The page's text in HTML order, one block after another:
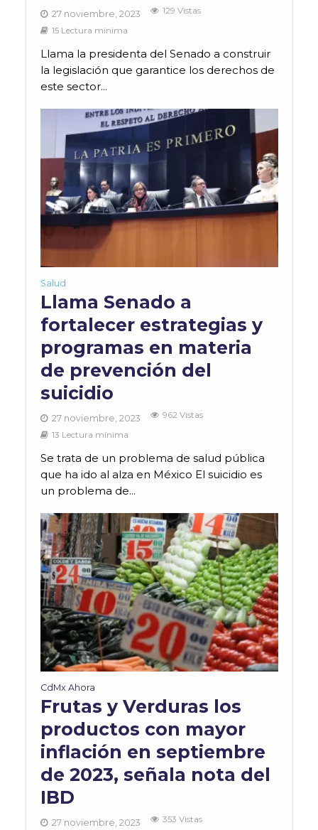
27 noviembre, 2023
129 Vistas
15 Lectura mínima
Llama la presidenta del Senado a construir
la legislación que garantice los derechos de
este sector...
Salud
Llama Senado a
fortalecer estrategias y
programas en materia
de prevención del
suicidio
27 noviembre, 2023
962 Vistas
13 Lectura mínima
Se trata de un problema de salud pública
que ha ido al alza en México El suicidio es
un problema de...
CdMx Ahora
Frutas y Verduras los
productos con mayor
inflación en septiembre
de 2023, señala nota del
IBD
27 noviembre, 2023 353 Vistas